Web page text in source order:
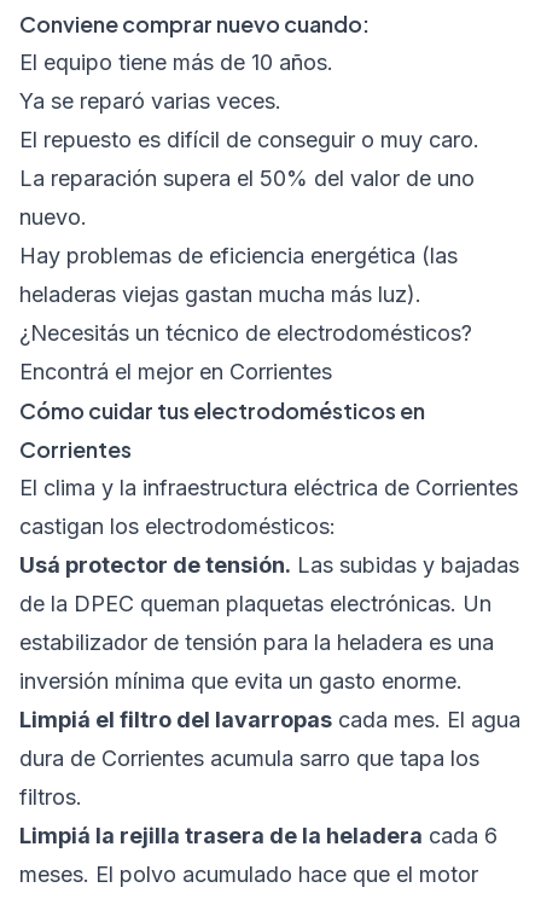
Conviene comprar nuevo cuando:
El equipo tiene más de 10 años.
Ya se reparó varias veces.
El repuesto es difícil de conseguir o muy caro.
La reparación supera el 50% del valor de uno
nuevo.
Hay problemas de eficiencia energética (las
heladeras viejas gastan mucha más luz).
¿Necesitás un técnico de electrodomésticos?
Encontrá el mejor en Corrientes
Cómo cuidar tus electrodomésticos en
Corrientes
El clima y la infraestructura eléctrica de Corrientes
castigan los electrodomésticos:
Usá protector de tensión. Las subidas y bajadas
de la DPEC queman plaquetas electrónicas. Un
estabilizador de tensión para la heladera es una
inversión mínima que evita un gasto enorme.
Limpiá el filtro del lavarropas cada mes. El agua
dura de Corrientes acumula sarro que tapa los
filtros.
Limpiá la rejilla trasera de la heladera cada 6
meses. El polvo acumulado hace que el motor